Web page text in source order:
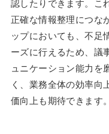
認したりできます。こ
正確な情報整理につな
ップにおいても、不足
ーズに行えるため、議
ュニケーション能力を
く、業務全体の効率向
価向上も期待できます。